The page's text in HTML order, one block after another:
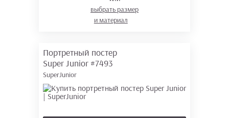
выбрать размер
и материал
Портретный постер
Super Junior #7493
SuperJunior